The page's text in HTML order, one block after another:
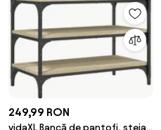
249,99 RON
vidaXL Bancă de pantofi, stejar